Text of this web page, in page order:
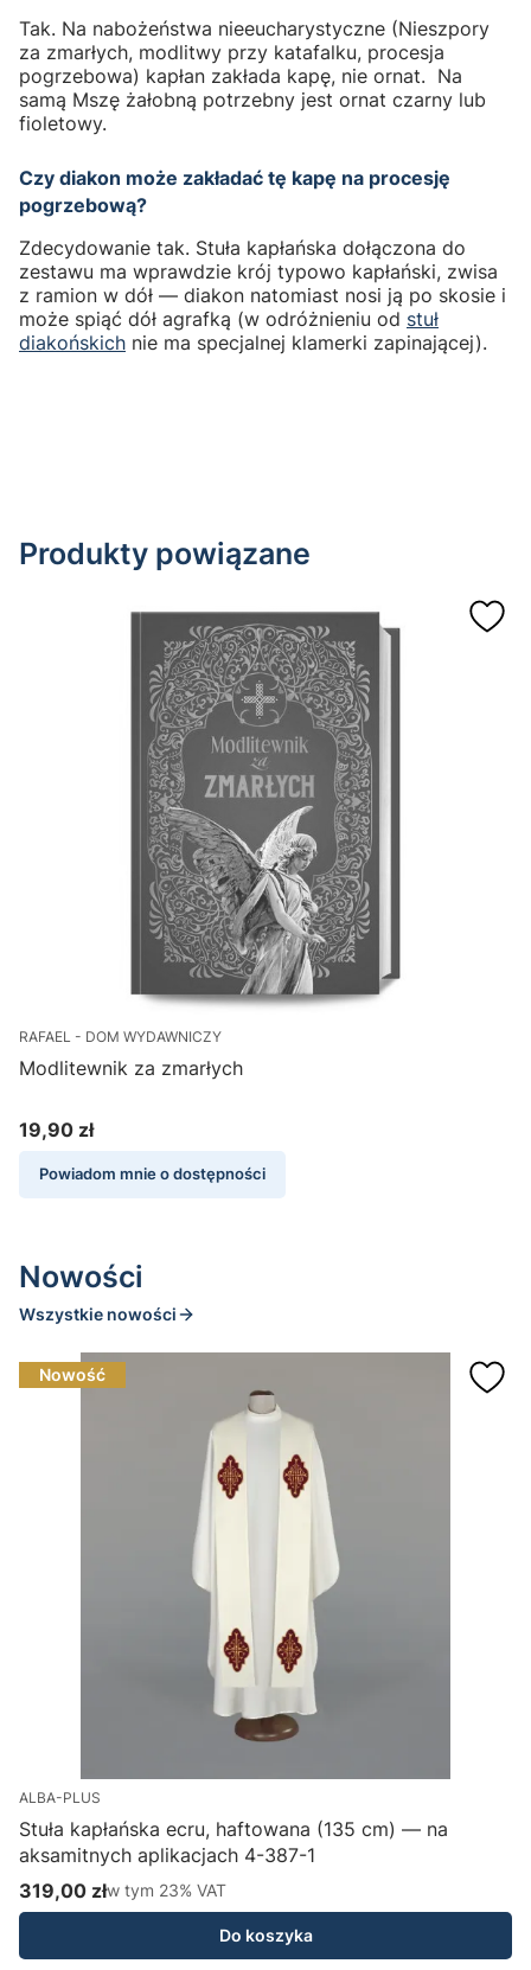
Tak. Na nabożeństwa nieeucharystyczne (Nieszpory
za zmarłych, modlitwy przy katafalku, procesja
pogrzebowa) kapłan zakłada kapę, nie ornat. Na
samą Mszę żałobną potrzebny jest ornat czarny lub
fioletowy.
Czy diakon może zakładać tę kapę na procesję
pogrzebową?
Zdecydowanie tak. Stuła kapłańska dołączona do
zestawu ma wprawdzie krój typowo kapłański, zwisa
z ramion w dół — diakon natomiast nosi ją po skosie i
może spiąć dół agrafką (w odróżnieniu od stuł
diakońskich nie ma specjalnej klamerki zapinającej).
Produkty powiązane
RAFAEL - DOM WYDAWNICZY
Modlitewnik za zmarłych
Cena
19,90 zł
Powiadom mnie o dostępności
Nowości
Wszystkie nowości
Nowość
ALBA-PLUS
Stuła kapłańska ecru, haftowana (135 cm) — na
aksamitnych aplikacjach 4-387-1
Cena brutto
319,00 złw tym %s VAT
w tym 23% VAT
Do koszyka